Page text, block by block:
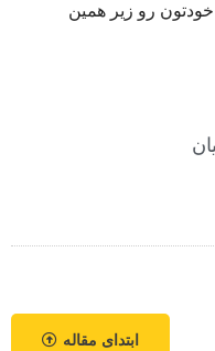
رو زیر همین
ابتدای مقاله